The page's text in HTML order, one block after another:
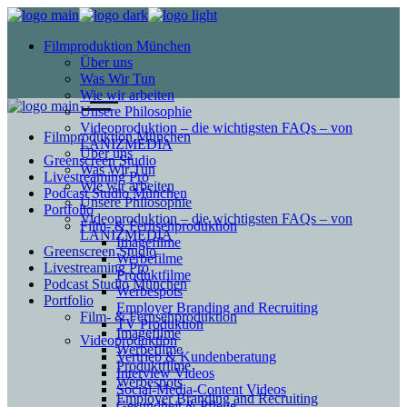
Filmproduktion München
Über uns
Was Wir Tun
Wie wir arbeiten
Unsere Philosophie
Videoproduktion – die wichtigsten FAQs – von
LANIZMEDIA
Greenscreen Studio
Livestreaming Pro
Podcast Studio München
Portfolio
Film- & Fernsehproduktion
Imagefilme
Werbefilme
Produktfilme
Werbespots
Employer Branding and Recruiting
TV Produktion
Videoproduktion
Vertrieb & Kundenberatung
Interview Videos
Social-Media-Content Videos
Filmproduktion München
Über uns
Was Wir Tun
Wie wir arbeiten
Unsere Philosophie
Videoproduktion – die wichtigsten FAQs – von
LANIZMEDIA
Greenscreen Studio
Livestreaming Pro
Podcast Studio München
Portfolio
Film- & Fernsehproduktion
Imagefilme
Werbefilme
Produktfilme
Werbespots
Employer Branding and Recruiting